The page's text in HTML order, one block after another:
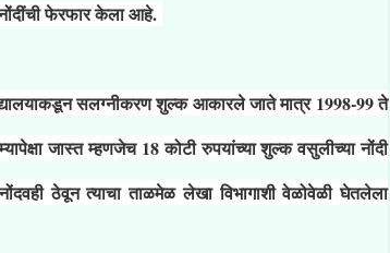
फेरफार केला आहे.
सलग्नीकरण शुल्क आकारले जाते मात्र 1998-99 ते
जास्त म्हणजेच 18 कोटी रुपयांच्या शुल्क वसुलीच्या नोंदी
ठेवून त्याचा ताळमेळ लेखा विभागाशी वेळोवेळी घेतलेला